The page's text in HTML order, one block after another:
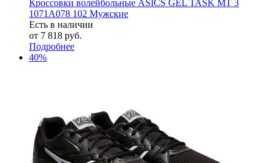
Кроссовки волейбольные ASICS GEL TASK MT 3
1071A078 102 Мужские
Есть в наличии
от 7 818 руб.
Подробнее
40%